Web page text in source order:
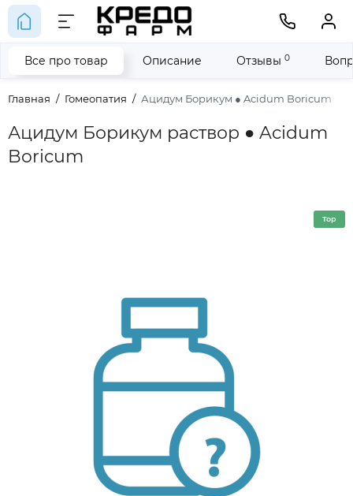
Главная Гомеопатия Ацидум Борикум ● Acidum Boricum
Ацидум Борикум раствор ● Acidum
Boricum
Все про товар Описание Отзывы 0
Top